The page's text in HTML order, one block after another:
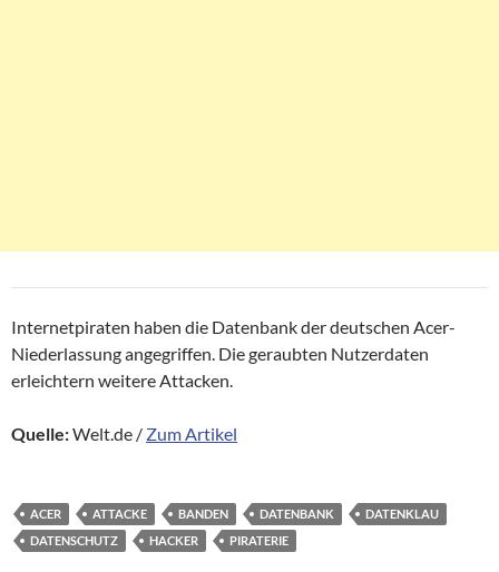
Internetpiraten haben die Datenbank der deutschen Acer-
Niederlassung angegriffen. Die geraubten Nutzerdaten
erleichtern weitere Attacken.
Quelle:Welt.de / Zum Artikel
ACER ATTACKE BANDEN DATENBANK
DATENKLAU
DATENSCHUTZ
HACKER PIRATERIE